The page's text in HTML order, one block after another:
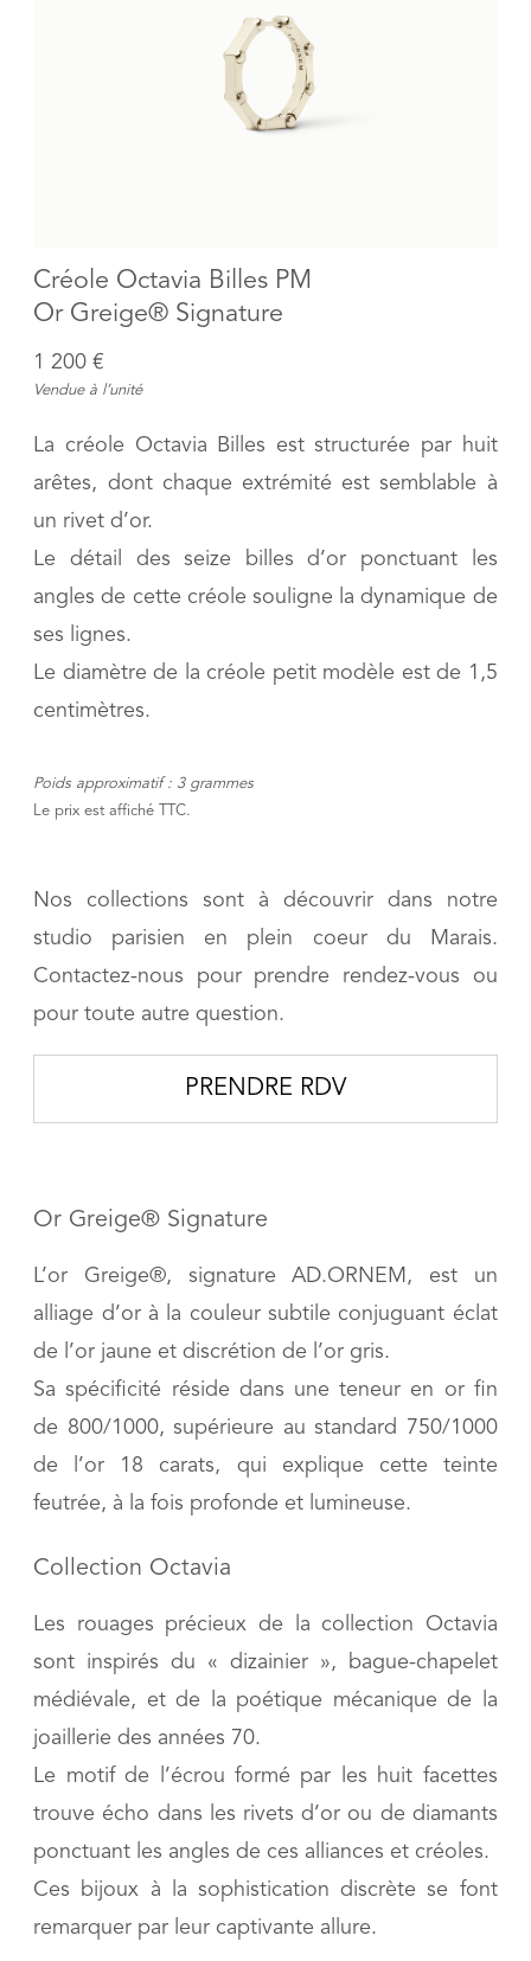
Créole Octavia Billes PM
Or Greige® Signature
1 200 €
Vendue à l’unité
La créole Octavia Billes est structurée par huit
arêtes, dont chaque extrémité est semblable à
un rivet d’or.
Le détail des seize billes d’or ponctuant les
angles de cette créole souligne la dynamique de
ses lignes.
Le diamètre de la créole petit modèle est de 1,5
centimètres.
Poids approximatif : 3 grammes
Le prix est affiché TTC.
Nos collections sont à découvrir dans notre
studio parisien en plein coeur du Marais.
Contactez-nous pour prendre rendez-vous ou
pour toute autre question.
PRENDRE RDV
Or Greige® Signature
L’or Greige®, signature AD.ORNEM, est un
alliage d’or à la couleur subtile conjuguant éclat
de l’or jaune et discrétion de l’or gris.
Sa spécificité réside dans une teneur en or fin
de 800/1000, supérieure au standard 750/1000
de l’or 18 carats, qui explique cette teinte
feutrée, à la fois profonde et lumineuse.
Collection Octavia
Les rouages précieux de la collection Octavia
sont inspirés du « dizainier », bague-chapelet
médiévale, et de la poétique mécanique de la
joaillerie des années 70.
Le motif de l’écrou formé par les huit facettes
trouve écho dans les rivets d’or ou de diamants
ponctuant les angles de ces alliances et créoles.
Ces bijoux à la sophistication discrète se font
remarquer par leur captivante allure.